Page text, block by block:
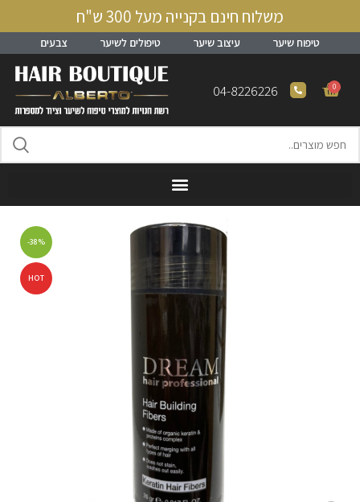
משלוח חינם בקנייה מעל 300 ש"ח
טיפוח שיער עיצוב שיער טיפולים לשיער צבעים
0
04-8226226
-38%
HOT